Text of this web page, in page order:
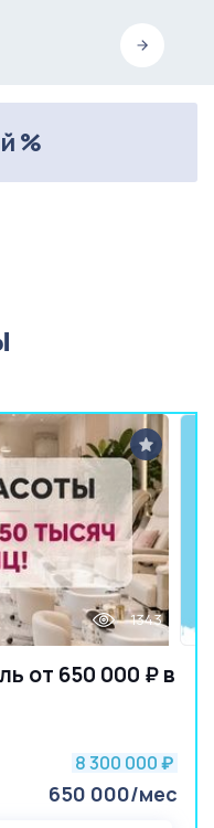
%
от 650 000 ₽ в
1343
8 300 000 ₽
650 000/мес